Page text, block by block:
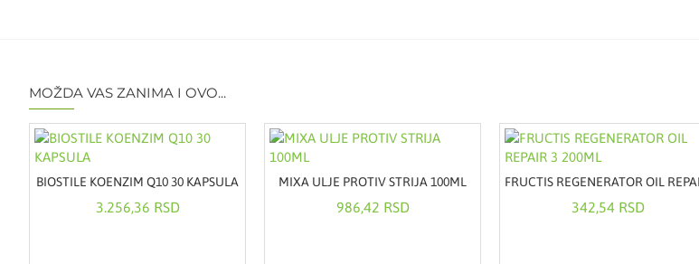
MOŽDA VAS ZANIMA I OVO...
BIOSTILE KOENZIM Q10 30 KAPSULA
3.256,36 RSD
MIXA ULJE PROTIV STRIJA 100ML
986,42 RSD 342,54 RSD